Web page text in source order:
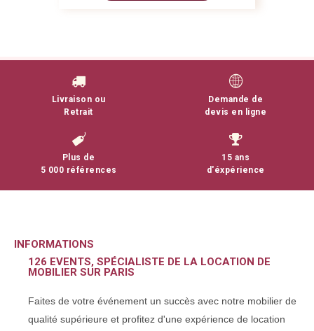
Livraison ou
Retrait
Demande de
devis en ligne
Plus de
5 000 références
15 ans
d'éxpérience
INFORMATIONS
126 EVENTS, SPÉCIALISTE DE LA LOCATION DE
MOBILIER SUR PARIS
Faites de votre événement un succès avec notre mobilier de
qualité supérieure et profitez d'une expérience de location